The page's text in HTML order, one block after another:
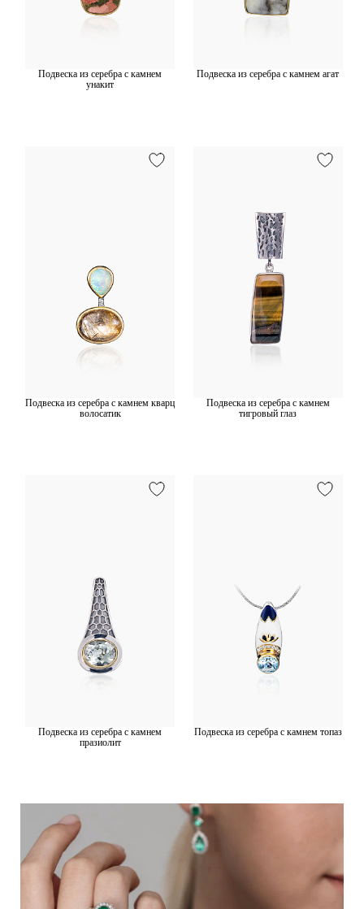
Подвеска из серебра с камнем
унакит
Подвеска из серебра с камнем агат
Подвеска из серебра с камнем кварц
волосатик
Подвеска из серебра с камнем
тигровый глаз
Подвеска из серебра с камнем
празиолит
Подвеска из серебра с камнем топаз